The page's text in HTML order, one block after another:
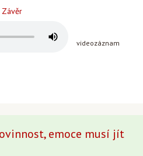
Závěr
videozáznam
emoce musí jít